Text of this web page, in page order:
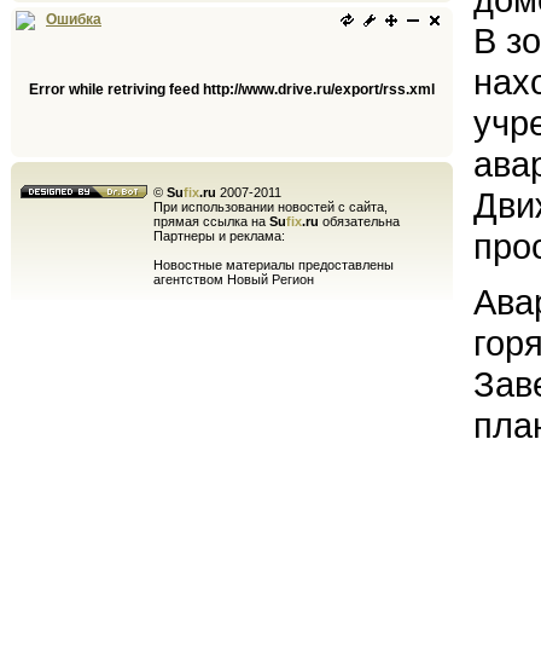
Ошибка
Error while retriving feed http://www.drive.ru/export/rss.xml
© Sufix.ru 2007-2011
При использовании новостей с сайта,
прямая ссылка на Sufix.ru обязательна
Партнеры и реклама:
Новостные материалы предоставлены
агентством Новый Регион
В